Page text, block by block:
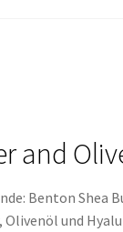
and
Benton
und